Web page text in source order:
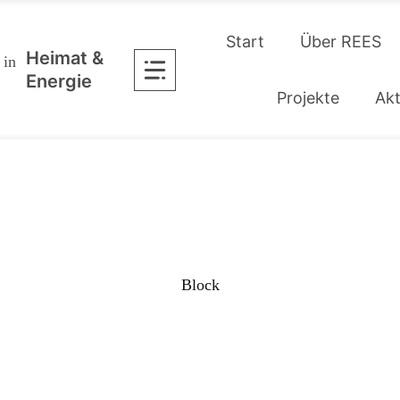
Heimat &
Energie
Start Über REES
Projekte
Block